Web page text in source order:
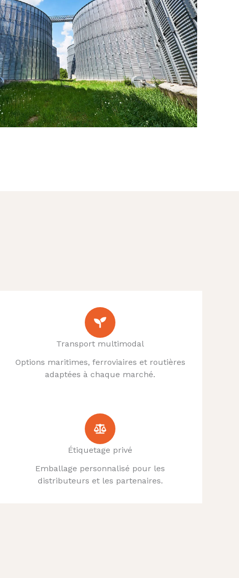
Transport multimodal
Options maritimes, ferroviaires et routières
adaptées à chaque marché.
Étiquetage privé
Emballage personnalisé pour les
distributeurs et les partenaires.